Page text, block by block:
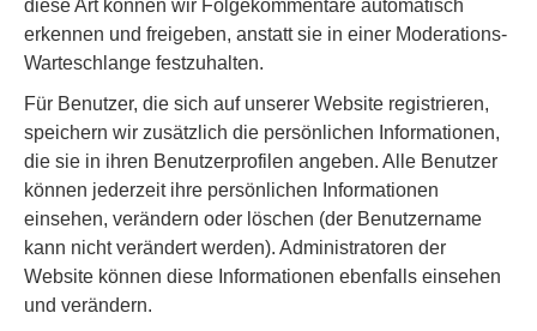
diese Art können wir Folgekommentare automatisch
erkennen und freigeben, anstatt sie in einer Moderations-
Warteschlange festzuhalten.
Für Benutzer, die sich auf unserer Website registrieren,
speichern wir zusätzlich die persönlichen Informationen,
die sie in ihren Benutzerprofilen angeben. Alle Benutzer
können jederzeit ihre persönlichen Informationen
einsehen, verändern oder löschen (der Benutzername
kann nicht verändert werden). Administratoren der
Website können diese Informationen ebenfalls einsehen
und verändern.